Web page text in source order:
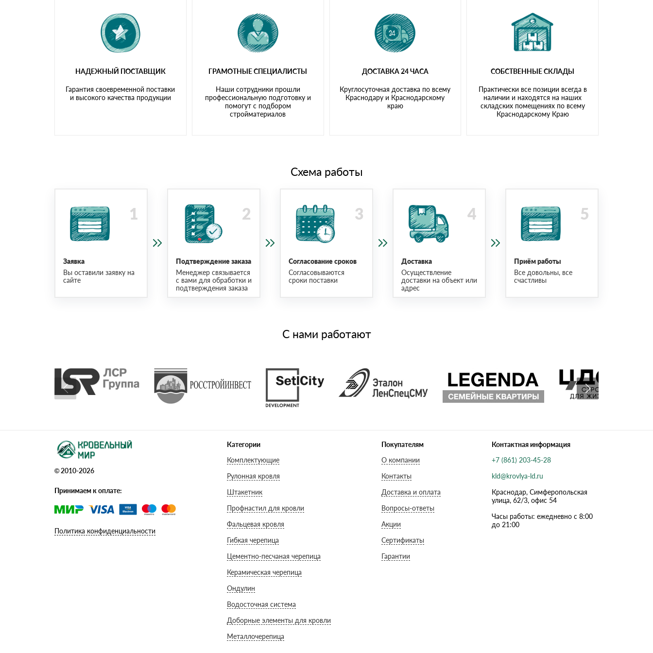
НАДЕЖНЫЙ ПОСТАВЩИК
Гарантия своевременной поставки
и высокого качества продукции
ГРАМОТНЫЕ СПЕЦИАЛИСТЫ
Наши сотрудники прошли
профессиональную подготовку и
помогут с подбором
стройматериалов
ДОСТАВКА 24 ЧАСА
Круглосуточная доставка по всему
Краснодару и Краснодарскому
краю
СОБСТВЕННЫЕ СКЛАДЫ
Практически все позиции всегда в
наличии и находятся на наших
складских помещениях по всему
Краснодарскому Краю
Схема работы
Заявка
Вы оставили заявку на
сайте
Подтверждение заказа
Менеджер связывается
с вами для обработки и
подтверждения заказа
Согласование сроков
Согласовываются
сроки поставки
Доставка
Осуществление
доставки на объект или
адрес
Приём работы
Все довольны, все
счастливы
С нами работают
© 2010-2026
Принимаем к оплате:
Политика конфиденциальности
Категории
Комплектующие
Рулонная кровля
Штакетник
Профнастил для кровли
Фальцевая кровля
Гибкая черепица
Цементно-песчаная черепица
Керамическая черепица
Ондулин
Водосточная система
Доборные элементы для кровли
Металлочерепица
Покупателям
О компании
Контакты
Доставка и оплата
Вопросы-ответы
Акции
Сертификаты
Гарантии
Контактная информация
+7 (861) 203-45-28
kld@krovlya-ld.ru
Краснодар, Симферопольская
улица, 62/3, офис 54
Часы работы: ежедневно с 8:00
до 21:00